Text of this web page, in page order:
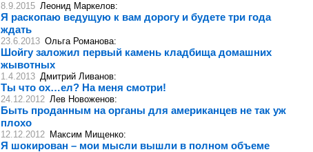
8.9.2015 Леонид Маркелов:
Я раскопаю ведущую к вам дорогу и будете три года
ждать
23.6.2013 Ольга Романова:
Шойгу заложил первый камень кладбища домашних
жывотных
1.4.2013 Дмитрий Ливанов:
Ты что ох…ел? На меня смотри!
24.12.2012 Лев Новоженов:
Быть проданным на органы для американцев не так уж
плохо
12.12.2012 Максим Мищенко:
Я шокирован – мои мысли вышли в полном объеме